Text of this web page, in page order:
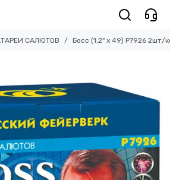
САЛЮТОВ Босс (1,2" х 49) P7926 2шт/